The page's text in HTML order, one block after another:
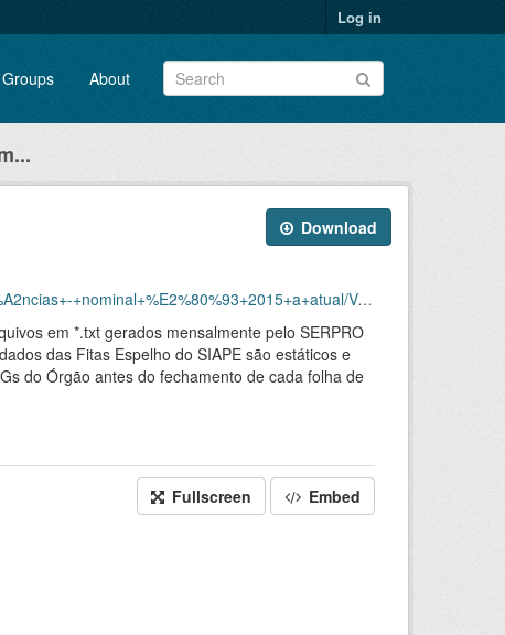
Log in
Groups About
Download
Vacancias_Nominal_201501_202311.xlsx
em *.txt gerados mensalmente pelo SERPRO
das Fitas Espelho do SIAPE são estáticos e
do Órgão antes do fechamento de cada folha de
Fullscreen Embed